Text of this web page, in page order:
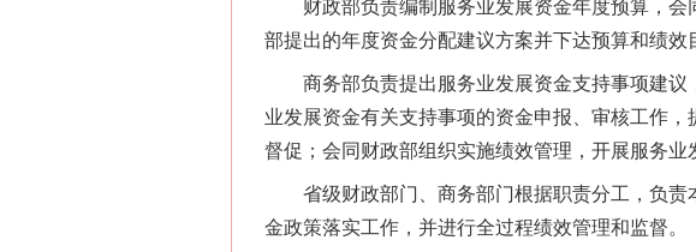
财政部负责编制服务业发展资金年度预算，会
部提出的年度资金分配建议方案并下达预算和绩
商务部负责提出服务业发展资金支持事项建议
业发展资金有关支持事项的资金申报、审核工作
督促；会同财政部组织实施绩效管理，开展服务业
省级财政部门、商务部门根据职责分工，负责
金政策落实工作，并进行全过程绩效管理和监督。